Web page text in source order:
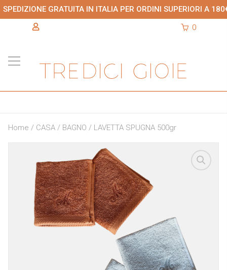
SPEDIZIONE GRATUITA IN ITALIA PER ORDINI SUPERIORI A
0
Home / CASA/ BAGNO / LAVETTA SPUGNA 500gr